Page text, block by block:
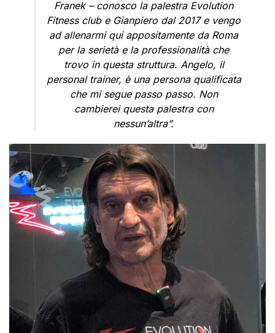
Franek – conosco la palestra Evolution
Fitness club e Gianpiero dal 2017 e vengo
ad allenarmi qui appositamente da Roma
per la serietà e la professionalità che
trovo in questa struttura. Angelo, il
personal trainer, è una persona qualificata
che mi segue passo passo. Non
cambierei questa palestra con
nessun’altra”.